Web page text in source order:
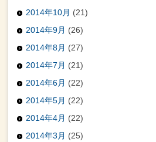
2014年10月 (21)
2014年9月 (26)
2014年8月 (27)
2014年7月 (21)
2014年6月 (22)
2014年5月 (22)
2014年4月 (22)
2014年3月 (25)